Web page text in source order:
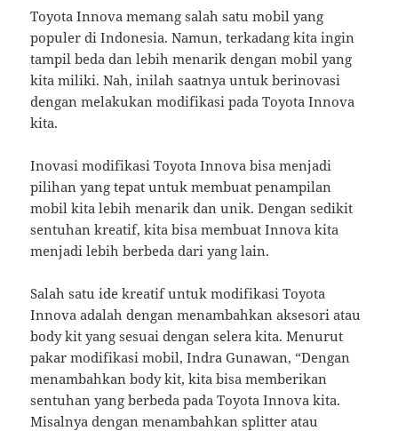
Toyota Innova memang salah satu mobil yang
populer di Indonesia. Namun, terkadang kita ingin
tampil beda dan lebih menarik dengan mobil yang
kita miliki. Nah, inilah saatnya untuk berinovasi
dengan melakukan modifikasi pada Toyota Innova
kita.
Inovasi modifikasi Toyota Innova bisa menjadi
pilihan yang tepat untuk membuat penampilan
mobil kita lebih menarik dan unik. Dengan sedikit
sentuhan kreatif, kita bisa membuat Innova kita
menjadi lebih berbeda dari yang lain.
Salah satu ide kreatif untuk modifikasi Toyota
Innova adalah dengan menambahkan aksesori atau
body kit yang sesuai dengan selera kita. Menurut
pakar modifikasi mobil, Indra Gunawan, “Dengan
menambahkan body kit, kita bisa memberikan
sentuhan yang berbeda pada Toyota Innova kita.
Misalnya dengan menambahkan splitter atau